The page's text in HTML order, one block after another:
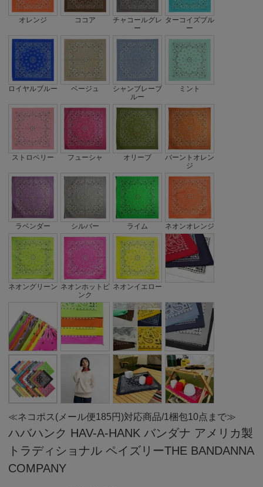
オレンジ ココア
チャコールグレ
ー
ターコイズブル
ー
ロイヤルブルー ベージュ
シャンブレーブ
ルー
ミント
ストロベリー フューシャ オリーブ
バーントオレン
ジ
ラベンダー シルバー ライム ネオンオレンジ
ネオングリーン ネオンホットピ
ンク
ネオンイエロー
≪ネコポス(メール便185円)対応商品/1梱包10点まで≫
ハバハンク HAV-A-HANK バンダナ アメリカ製
トラディショナル ペイズリーTHE BANDANNA
COMPANY